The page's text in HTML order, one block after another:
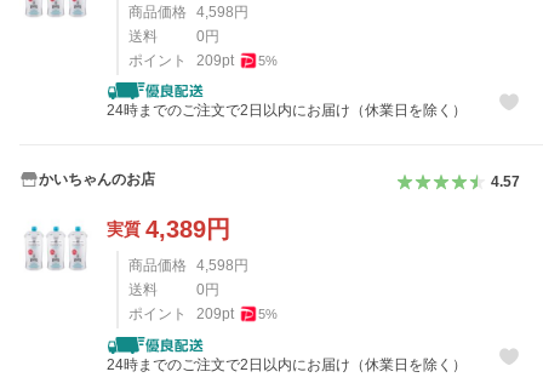
商品価格 4,598円
送料
0円
ポイント
209pt 5%
24時までのご注文で2日以内にお届け（休業日を除く）
かいちゃんのお店 4.57
実質 4,389円
商品価格 4,598 円
送料
0 円
ポイント
209pt 5%
24時までのご注文で2日以内にお届け（休業日を除く）